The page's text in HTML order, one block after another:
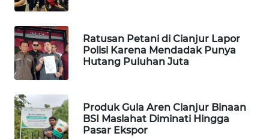
Ratusan Petani di Cianjur Lapor
Polisi Karena Mendadak Punya
Hutang Puluhan Juta
Produk Gula Aren Cianjur Binaan
BSI Maslahat Diminati Hingga
Pasar Ekspor
NEWS
KARING
NEWS
JURNAL
MARITIM